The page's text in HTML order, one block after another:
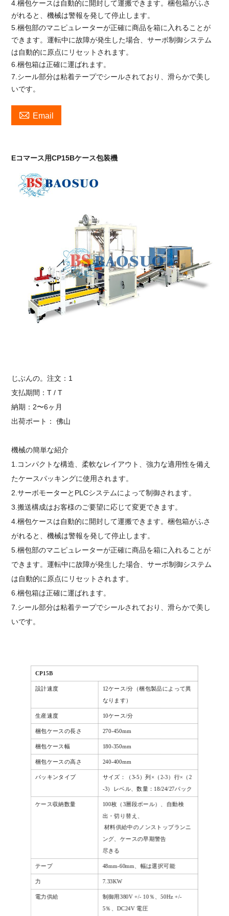
4.梱包ケースは自動的に開封して運搬できます。梱包箱がふさ
がれると、機械は警報を発して停止します。
5.梱包部のマニピュレーターが正確に商品を箱に入れることが
できます。運転中に故障が発生した場合、サーボ制御システム
は自動的に原点にリセットされます。
6.梱包箱は正確に運ばれます。
7.シール部分は粘着テープでシールされており、滑らかで美し
いです。
 Email
Eコマース用CP15Bケース包装機
じぶんの。注文：1
支払期間：T / T
納期：2〜6ヶ月
出荷ポート：佛山
機械の簡単な紹介
1.コンパクトな構造、柔軟なレイアウト、強力な適用性を備え
たケースパッキングに使用されます。
2.サーボモーターとPLCシステムによって制御されます。
3.搬送構成はお客様のご要望に応じて変更できます。
4.梱包ケースは自動的に開封して運搬できます。梱包箱がふさ
がれると、機械は警報を発して停止します。
5.梱包部のマニピュレーターが正確に商品を箱に入れることが
できます。運転中に故障が発生した場合、サーボ制御システム
は自動的に原点にリセットされます。
6.梱包箱は正確に運ばれます。
7.シール部分は粘着テープでシールされており、滑らかで美し
いです。
CP15B
設計速度
12ケース/分（梱包製品によって異
なります）
生産速度 10ケース/分
梱包ケースの長さ 270-450mm
梱包ケース幅 180-350mm
梱包ケースの高さ 240-400mm
パッキンタイプ
サイズ：（3-5）列×（2-3）行×（2
-3）レベル、数量：18/24/27パック
ケース収納数量
100枚（3層段ボール）、自動検
出・切り替え、
材料供給中のノンストップランニ
ング、ケースの早期警告
尽きる
テープ 48mm-60mm、幅は選択可能
力 7.33KW
電力供給
制御用380V +/- 10％、50Hz +/-
5％、DC24V電圧